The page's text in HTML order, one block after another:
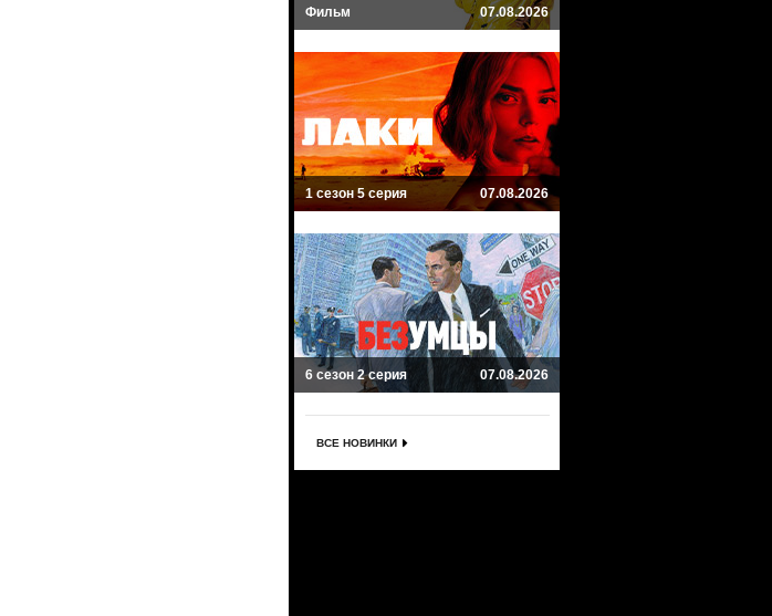
Фильм 07.08.2026
1 сезон 5 серия 07.08.2026
6 сезон 2 серия 07.08.2026
ВСЕ НОВИНКИ